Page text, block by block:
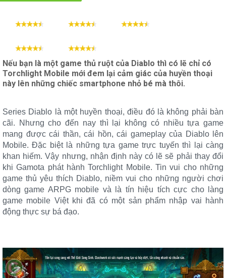
Nếu bạn là một game thủ ruột của Diablo thì có lẽ chỉ có
Torchlight Mobile mới đem lại cảm giác của huyền thoại
này lên những chiếc smartphone nhỏ bé mà thôi.
Series Diablo là một huyền thoại, điều đó là không phải bàn
cãi. Nhưng cho đến nay thì lại không có nhiều tựa game
mang được cái thần, cái hồn, cái gameplay của Diablo lên
Mobile. Đặc biệt là những tựa game trực tuyến thì lại càng
khan hiếm. Vậy nhưng, nhận định này có lẽ sẽ phải thay đổi
khi Gamota phát hành Torchlight Mobile. Tin vui cho những
game thủ yêu thích Diablo, niềm vui cho những người chơi
dòng game ARPG mobile và là tín hiệu tích cực cho làng
game mobile Việt khi đã có một sản phẩm nhập vai hành
động thực sự bá đạo.